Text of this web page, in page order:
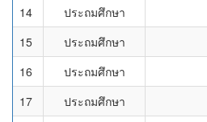
14
ประถมศึกษา
15
ประถมศึกษา
16
ประถมศึกษา
17
ประถมศึกษา